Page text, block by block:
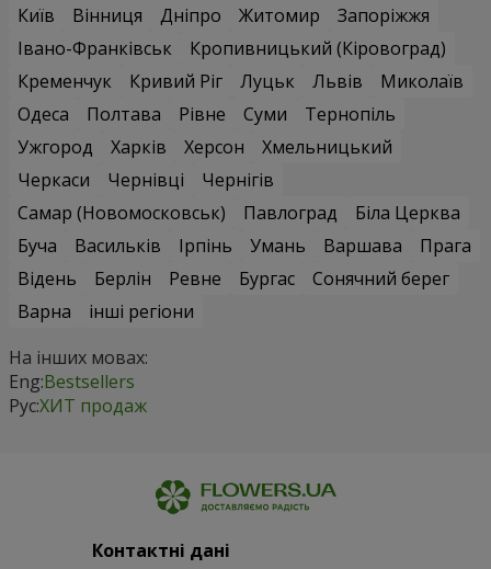
Київ
Вінниця Дніпро Житомир
Запоріжжя
Івано-Франківськ
Кропивницький (Кіровоград)
Кременчук
Кривий Ріг Луцьк Львів
Миколаїв
Одеса
Полтава Рівне Суми
Тернопіль
Ужгород
Харків Херсон
Хмельницький
Черкаси
Чернівці
Чернігів
Самар (Новомосковськ)
Павлоград
Біла Церква
Буча
Васильків Ірпінь Умань Варшава
Прага
Відень
Берлін Ревне Бургас
Сонячний берег
Варна
інші регіони
На інших мовах:
Eng:Bestsellers
Рус:ХИТ продаж
Контактні дані